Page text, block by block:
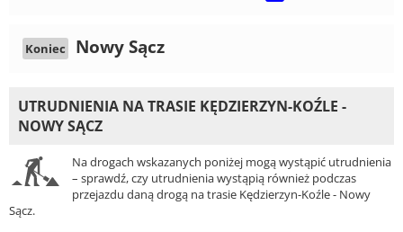
Koniec Nowy Sącz
UTRUDNIENIA NA TRASIE KĘDZIERZYN-KOŹLE -
NOWY SĄCZ
Na drogach wskazanych poniżej mogą wystąpić utrudnienia
– sprawdź, czy utrudnienia wystąpią również podczas
przejazdu daną drogą na trasie Kędzierzyn-Koźle - Nowy
Sącz.